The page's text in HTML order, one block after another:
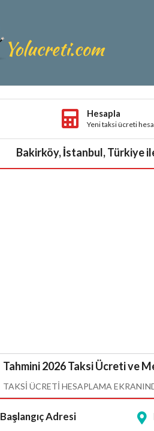
Hesapla
Yeni taksi ücreti
Bakirköy, İstanbul, Türkiye
Tahmini 2026 Taksi Ücreti ve
TAKSI ÜCRETI HESAPLAMA
Başlangıç Adresi